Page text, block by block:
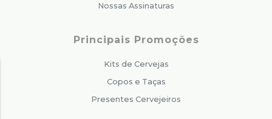
Nossas Assinaturas
Principais Promoções
Kits de Cervejas
Copos e Taças
Presentes Cervejeiros